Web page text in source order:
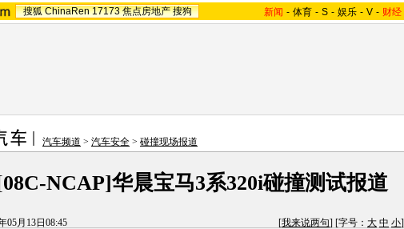
搜狐 ChinaRen 17173 焦点房地产 搜狗 新闻 - 体育 - S - 娱乐 - V - 财经
汽车频道 > 汽车安全 > 碰撞现场报道
NCAP]华晨宝马3系320i碰撞测试报道
05月13日08:45 [我来说两句] [字号： 大 中 小]